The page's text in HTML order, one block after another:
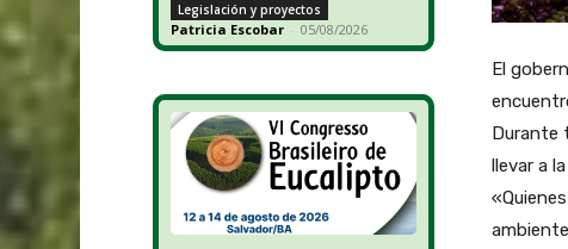
Legislación y proyectos
Patricia Escobar - 05/08/2026
El
Durante
llevar a